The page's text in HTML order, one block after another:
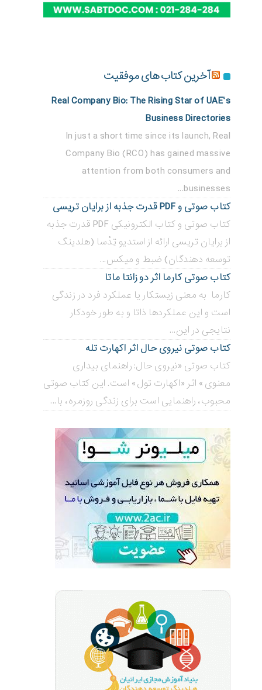
آخرین کتاب های موفقیت
Real Company Bio: The Rising Star of UAE’s
Business Directories
In just a short time since its launch, Real
Company Bio (RCO) has gained massive
attention from both consumers and
businesses...
کتاب صوتی و PDF قدرت جذبه از برایان تریسی
کتاب صوتی و کتاب الکترونیکی PDF قدرت جذبه
از برایان تریسی ارائه از استدیو تِدْسا (هلدینگ
توسعه دهندگان) ضبط و میکس...
کتاب صوتی کارما اثر دو زانتا ماتا
کارما به معنی زیستکار یا عملکرد فرد در زندگی
است و این عملکردها ذاتا و به طور خودکار
نتایجی در این...
کتاب صوتی نیروی حال اثر اکهارت تله
کتاب صوتی «نیروی حال: راهنمای بیداری
معنوی» اثر «اکهارت تول» است. این کتاب صوتی
محبوب، راهنمایی است برای زندگی روزمره، با...